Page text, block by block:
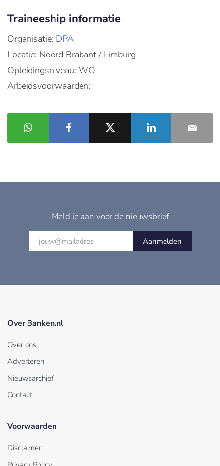
Traineeship informatie
Organisatie: DPA
Locatie: Noord Brabant / Limburg
Opleidingsniveau: WO
Arbeidsvoorwaarden:
Meld je aan voor de nieuwsbrief
Aanmelden
Over Banken.nl
Over ons
Adverteren
Nieuwsarchief
Contact
Voorwaarden
Disclaimer